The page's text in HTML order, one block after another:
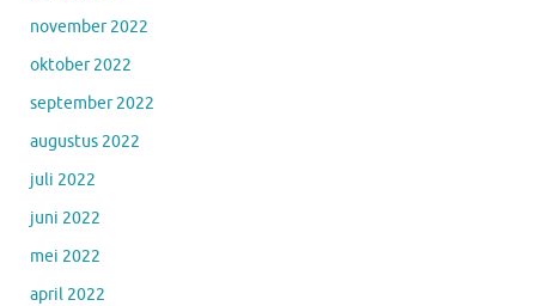
november 2022
oktober 2022
september 2022
augustus 2022
juli 2022
juni 2022
mei 2022
april 2022